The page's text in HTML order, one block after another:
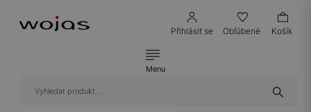
Přihlásit se Obľúbené Košík
Menu